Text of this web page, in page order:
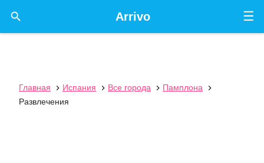
☰
Arrivo

Главная  Испания  Все города  Памплона

Развлечения